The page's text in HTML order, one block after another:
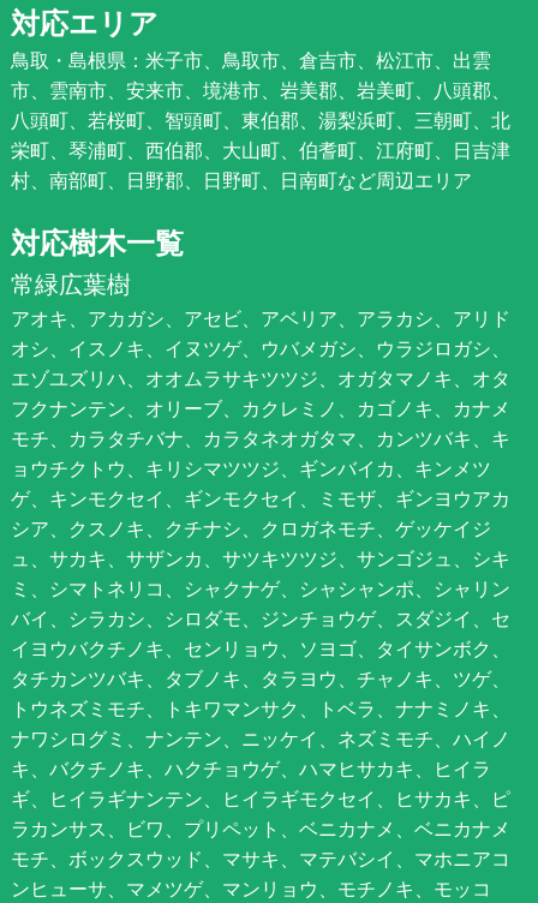
対応エリア
鳥取・島根県：米子市、鳥取市、倉吉市、松江市、出雲
市、雲南市、安来市、境港市、岩美郡、岩美町、八頭郡、
八頭町、若桜町、智頭町、東伯郡、湯梨浜町、三朝町、北
栄町、琴浦町、西伯郡、大山町、伯耆町、江府町、日吉津
村、南部町、日野郡、日野町、日南町など周辺エリア
対応樹木一覧
常緑広葉樹
アオキ、アカガシ、アセビ、アベリア、アラカシ、アリド
オシ、イスノキ、イヌツゲ、ウバメガシ、ウラジロガシ、
エゾユズリハ、オオムラサキツツジ、オガタマノキ、オタ
フクナンテン、オリーブ、カクレミノ、カゴノキ、カナメ
モチ、カラタチバナ、カラタネオガタマ、カンツバキ、キ
ョウチクトウ、キリシマツツジ、ギンバイカ、キンメツ
ゲ、キンモクセイ、ギンモクセイ、ミモザ、ギンヨウアカ
シア、クスノキ、クチナシ、クロガネモチ、ゲッケイジ
ュ、サカキ、サザンカ、サツキツツジ、サンゴジュ、シキ
ミ、シマトネリコ、シャクナゲ、シャシャンポ、シャリン
バイ、シラカシ、シロダモ、ジンチョウゲ、スダジイ、セ
イヨウバクチノキ、センリョウ、ソヨゴ、タイサンボク、
タチカンツバキ、タブノキ、タラヨウ、チャノキ、ツゲ、
トウネズミモチ、トキワマンサク、トベラ、ナナミノキ、
ナワシログミ、ナンテン、ニッケイ、ネズミモチ、ハイノ
キ、バクチノキ、ハクチョウゲ、ハマヒサカキ、ヒイラ
ギ、ヒイラギナンテン、ヒイラギモクセイ、ヒサカキ、ピ
ラカンサス、ビワ、プリペット、ベニカナメ、ベニカナメ
モチ、ボックスウッド、マサキ、マテバシイ、マホニアコ
ンヒューサ、マメツゲ、マンリョウ、モチノキ、モッコ